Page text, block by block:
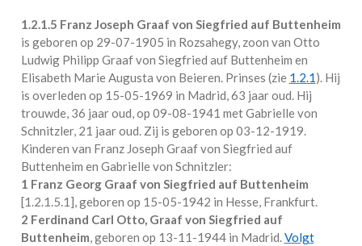
1.2.1.5 Franz Joseph Graaf von Siegfried auf Buttenheim
is geboren op 29-07-1905 in Rozsahegy, zoon van Otto
Ludwig Philipp Graaf von Siegfried auf Buttenheim en
Elisabeth Marie Augusta von Beieren. Prinses (zie 1.2.1). Hij
is overleden op 15-05-1969 in Madrid, 63 jaar oud. Hij
trouwde, 36 jaar oud, op 09-08-1941 metGabrielle von
Schnitzler, 21 jaar oud. Zij is geboren op 03-12-1919.
Kinderen van Franz Joseph Graaf von Siegfried auf
Buttenheim en Gabrielle von Schnitzler:
1 Franz Georg Graaf von Siegfried auf Buttenheim
[1.2.1.5.1 ], geboren op 15-05-1942 in Hesse, Frankfurt.
2 Ferdinand Carl Otto, Graaf von Siegfried auf
Buttenheim, geboren op 13-11-1944 in Madrid.Volgt